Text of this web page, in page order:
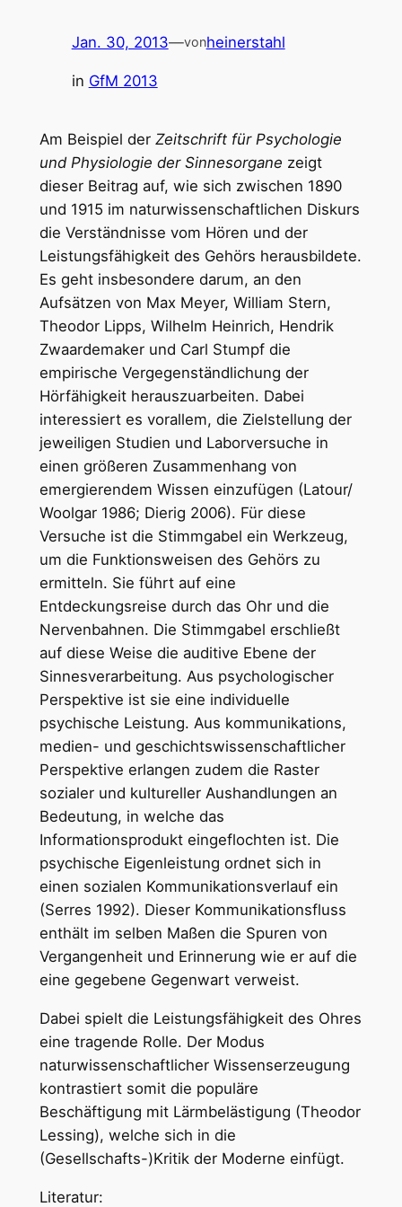
Jan. 30, 2013—vonheinerstahl
in GfM 2013
Am Beispiel der Zeitschrift für Psychologie
und Physiologie der Sinnesorgane zeigt
dieser Beitrag auf, wie sich zwischen 1890
und 1915 im naturwissenschaftlichen Diskurs
die Verständnisse vom Hören und der
Leistungsfähigkeit des Gehörs herausbildete.
Es geht insbesondere darum, an den
Aufsätzen von Max Meyer, William Stern,
Theodor Lipps, Wilhelm Heinrich, Hendrik
Zwaardemaker und Carl Stumpf die
empirische Vergegenständlichung der
Hörfähigkeit herauszuarbeiten. Dabei
interessiert es vorallem, die Zielstellung der
jeweiligen Studien und Laborversuche in
einen größeren Zusammenhang von
emergierendem Wissen einzufügen (Latour/
Woolgar 1986; Dierig 2006). Für diese
Versuche ist die Stimmgabel ein Werkzeug,
um die Funktionsweisen des Gehörs zu
ermitteln. Sie führt auf eine
Entdeckungsreise durch das Ohr und die
Nervenbahnen. Die Stimmgabel erschließt
auf diese Weise die auditive Ebene der
Sinnesverarbeitung. Aus psychologischer
Perspektive ist sie eine individuelle
psychische Leistung. Aus kommunikations,
medien- und geschichtswissenschaftlicher
Perspektive erlangen zudem die Raster
sozialer und kultureller Aushandlungen an
Bedeutung, in welche das
Informationsprodukt eingeflochten ist. Die
psychische Eigenleistung ordnet sich in
einen sozialen Kommunikationsverlauf ein
(Serres 1992). Dieser Kommunikationsfluss
enthält im selben Maßen die Spuren von
Vergangenheit und Erinnerung wie er auf die
eine gegebene Gegenwart verweist.
Dabei spielt die Leistungsfähigkeit des Ohres
eine tragende Rolle. Der Modus
naturwissenschaftlicher Wissenserzeugung
kontrastiert somit die populäre
Beschäftigung mit Lärmbelästigung (Theodor
Lessing), welche sich in die
(Gesellschafts-)Kritik der Moderne einfügt.
Literatur: